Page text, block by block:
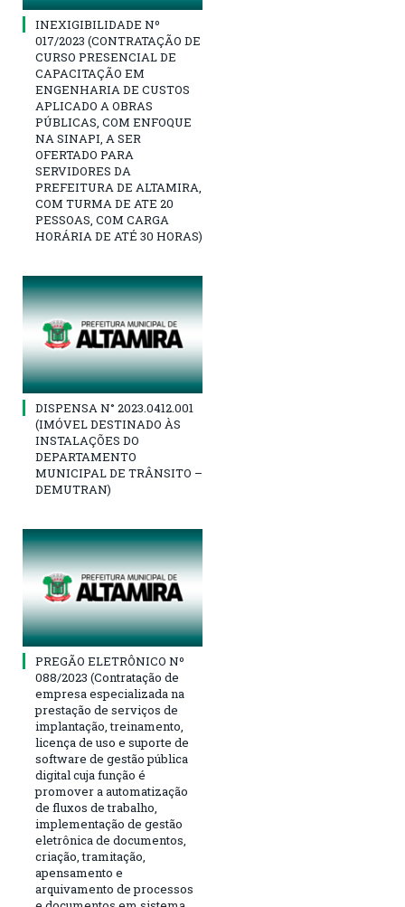
INEXIGIBILIDADE Nº
017/2023 (CONTRATAÇÃO DE
CURSO PRESENCIAL DE
CAPACITAÇÃO EM
ENGENHARIA DE CUSTOS
APLICADO A OBRAS
PÚBLICAS, COM ENFOQUE
NA SINAPI, A SER
OFERTADO PARA
SERVIDORES DA
PREFEITURA DE ALTAMIRA,
COM TURMA DE ATE 20
PESSOAS, COM CARGA
HORÁRIA DE ATÉ 30 HORAS)
DISPENSA N° 2023.0412.001
(IMÓVEL DESTINADO ÀS
INSTALAÇÕES DO
DEPARTAMENTO
MUNICIPAL DE TRÂNSITO –
DEMUTRAN)
PREGÃO ELETRÔNICO Nº
088/2023 (Contratação de
empresa especializada na
prestação de serviços de
implantação, treinamento,
licença de uso e suporte de
software de gestão pública
digital cuja função é
promover a automatização
de fluxos de trabalho,
implementação de gestão
eletrônica de documentos,
criação, tramitação,
apensamento e
arquivamento de processos